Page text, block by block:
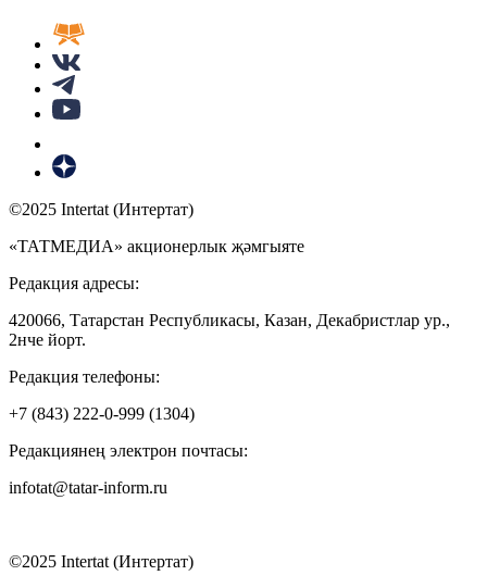
©2025 Intertat (Интертат)
«ТАТМЕДИА» акционерлык җәмгыяте
Редакция адресы:
420066, Татарстан Республикасы, Казан, Декабристлар ур.,
2нче йорт.
Редакция телефоны:
+7 (843) 222-0-999 (1304)
Редакциянең электрон почтасы:
infotat@tatar-inform.ru
©2025 Intertat (Интертат)